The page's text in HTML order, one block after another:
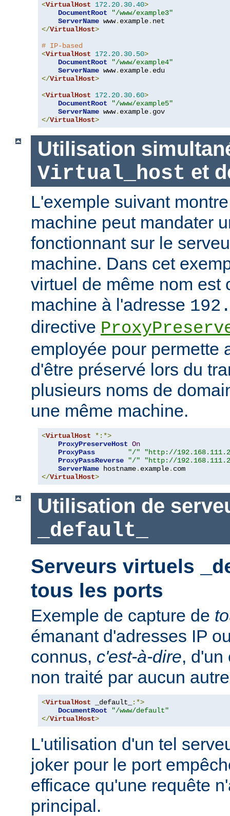
<VirtualHost 172.20. 30.40>
DocumentRoot
"/www/example3"
ServerName www. example.
</VirtualHost>
# IP-based
<VirtualHost 172.20. 30.50>
DocumentRoot
"/www/example4"
ServerName www. example.
</VirtualHost>
<VirtualHost 172.20. 30.60>
DocumentRoot
"/www/example5"
ServerName www. example.
</VirtualHost>
Utilisation
Virtual_host et
L'exemple suivant
machine peut mandater
fonctionnant sur le
machine. Dans cet
virtuel de même nom est
machine à l'adresse
directive
employée pour permette
d'être préservé lors du
plusieurs noms de
une même machine.
<VirtualHost
*:*>
ProxyPreserveHost On
ProxyPass
"/"
"http://
ProxyPassReverse
"/"
"http://
ServerName hostname. example.
</VirtualHost>
Utilisation de
_default_
Serveurs virtuels
tous les ports
Exemple de capture de
émanant d'adresses IP
connus, c'est-à-dire, d'un
non traité par aucun
<VirtualHost _default_
:*>
DocumentRoot
"/www/default"
</VirtualHost>
L'utilisation d'un tel
joker pour le port
efficace qu'une requête
principal.